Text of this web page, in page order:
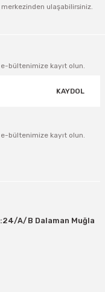
merkezinden ulaşabilirsiniz.
bültenimize kayıt olun.
KAYDOL
bültenimize kayıt olun.
A/B Dalaman Muğla